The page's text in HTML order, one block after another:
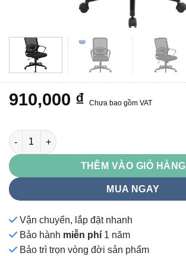
910,000 ₫ Chưa bao gồm VAT
GL126 số lượng
THÊM VÀO GIỎ HÀNG
MUA NGAY
Vận chuyển, lắp đặt nhanh
Bảo hành miễn phí 1 năm
Bảo trì trọn vòng đời sản phẩm